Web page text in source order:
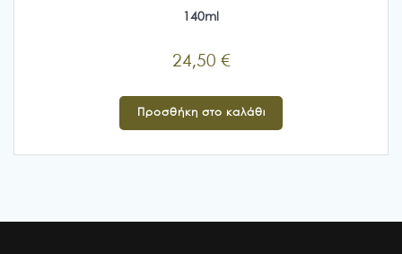
140ml
24,50 €
Προσθήκη στο καλάθι